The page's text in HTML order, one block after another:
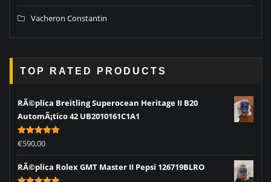
Vacheron Constantin
TOP RATED PRODUCTS
RÃ©plica Breitling Superocean Heritage II B20
AutomÃ¡tico 42 UB2010161C1A1
Rated5.00
out of 5
€590,00
RÃ©plica Rolex GMT Master II Pepsi 126719BLRO